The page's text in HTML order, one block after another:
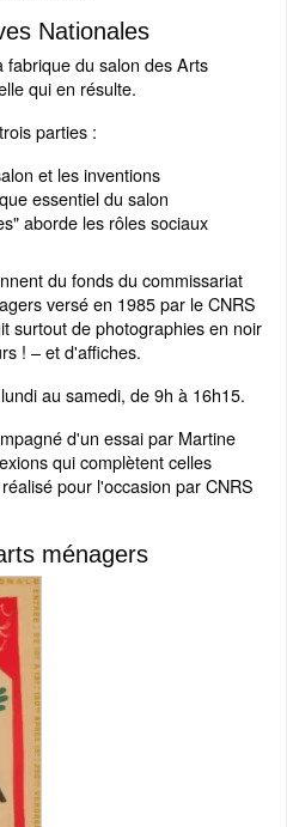
Nationales
fabrique du salon des Arts
qui en résulte.
parties :
et les inventions
essentiel du salon
aborde les rôles sociaux
du fonds du commissariat
versé en 1985 par le CNRS
surtout de photographies en noir
! – et d'affiches.
au samedi, de 9h à 16h15.
d'un essai par Martine
qui complètent celles
pour l'occasion par CNRS
ménagers